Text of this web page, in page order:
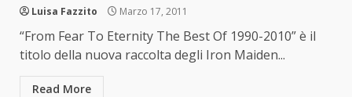
Luisa Fazzito Marzo 17, 2011
“From Fear To Eternity The Best Of 1990-2010” è il
titolo della nuova raccolta degli Iron Maiden...
Read More